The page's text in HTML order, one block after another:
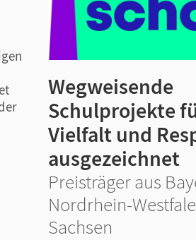
Wegweisende
Schulprojekte
Vielfalt und
ausgezeichnet
Preisträger aus
Nordrhein-
Sachsen